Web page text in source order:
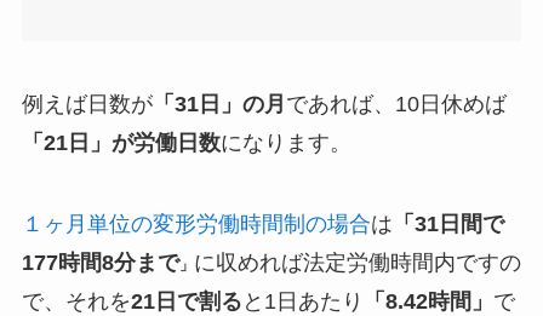
例えば日数が「31日」の月 であれば、10日休めば
「21日」が労働日数になります。
１ヶ月単位の変形労働時間制の場合は 「31日間で
177時間8分まで」 に収めれば法定労働時間内ですの
で、それを21日で割る と1日あたり 「8.42時間」 で